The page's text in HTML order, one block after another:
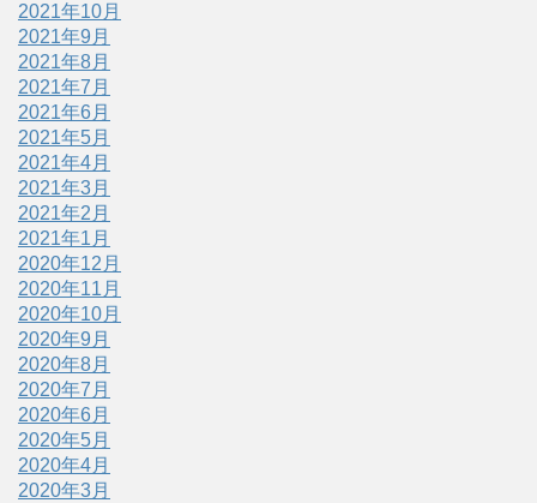
2021年10月
2021年9月
2021年8月
2021年7月
2021年6月
2021年5月
2021年4月
2021年3月
2021年2月
2021年1月
2020年12月
2020年11月
2020年10月
2020年9月
2020年8月
2020年7月
2020年6月
2020年5月
2020年4月
2020年3月